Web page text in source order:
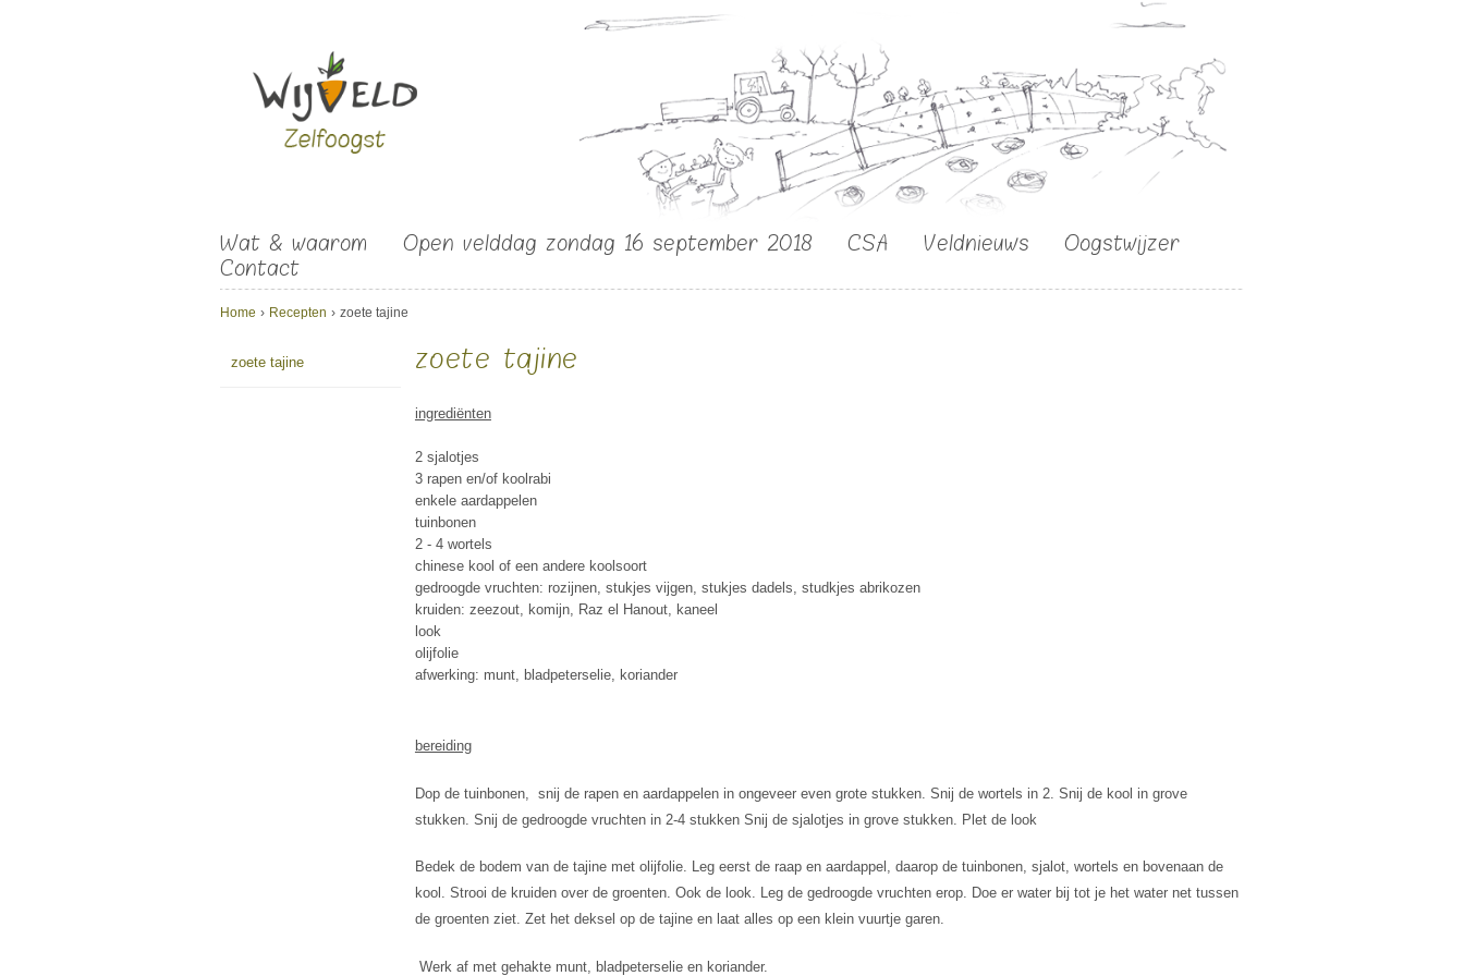
Wat & waarom Open velddag zondag 16 september 2018 CSA Veldnieuws
Oogstwijzer
Contact
U bent hier
Home › Recepten › zoete tajine
zoete tajine zoete tajine
ingrediënten
2 sjalotjes
3 rapen en/of koolrabi
enkele aardappelen
tuinbonen
2 - 4 wortels
chinese kool of een andere koolsoort
gedroogde vruchten: rozijnen, stukjes vijgen, stukjes dadels, studkjes abrikozen
kruiden: zeezout, komijn, Raz el Hanout, kaneel
look
olijfolie
afwerking: munt, bladpeterselie, koriander
bereiding
Dop de tuinbonen, snij de rapen en aardappelen in ongeveer even grote stukken. Snij de wortels in 2. Snij de kool in grove
stukken. Snij de gedroogde vruchten in 2-4 stukken Snij de sjalotjes in grove stukken. Plet de look
Bedek de bodem van de tajine met olijfolie. Leg eerst de raap en aardappel, daarop de tuinbonen, sjalot, wortels en bovenaan de
kool. Strooi de kruiden over de groenten. Ook de look. Leg de gedroogde vruchten erop. Doe er water bij tot je het water net tussen
de groenten ziet. Zet het deksel op de tajine en laat alles op een klein vuurtje garen.
Werk af met gehakte munt, bladpeterselie en koriander.